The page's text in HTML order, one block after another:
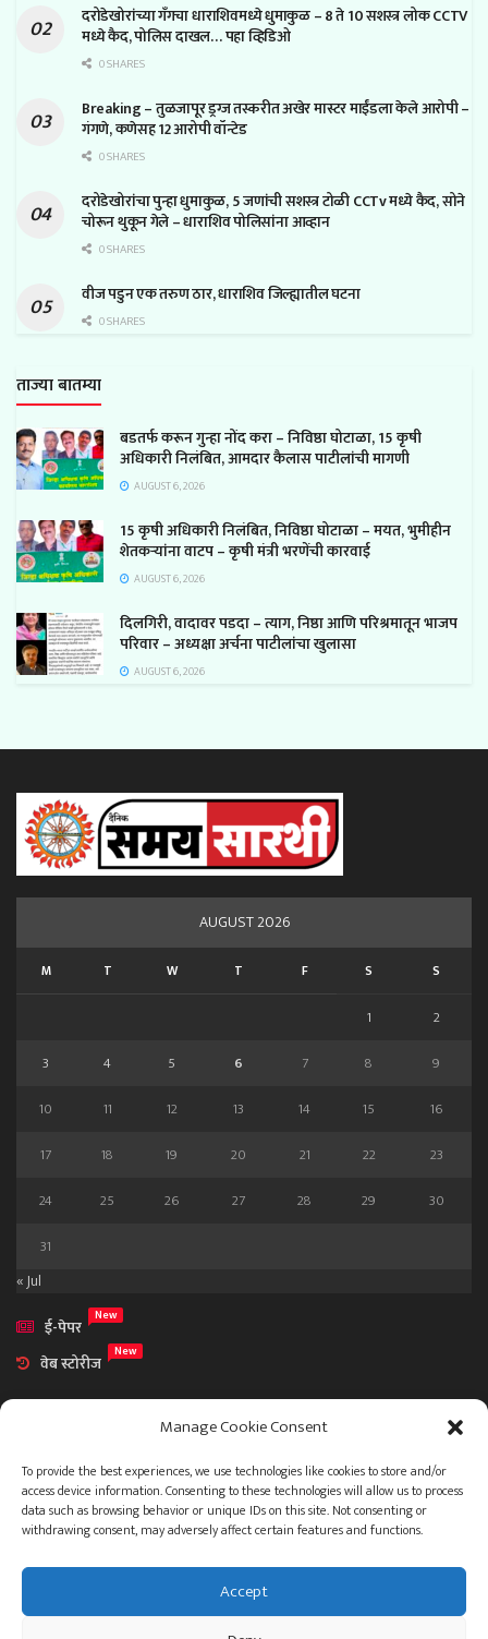
Manage Cookie Consent
To provide the best experiences, we use technologies like cookies to store and/or
access device information. Consenting to these technologies will allow us to process
data such as browsing behavior or unique IDs on this site. Not consenting or
withdrawing consent, may adversely affect certain features and functions.
Accept
दरोडेखोरांच्या गँगचा धाराशिवमध्ये धुमाकुळ – 8 ते 10 सशस्त्र लोक CCTV
मध्ये कैद, पोलिस दाखल… पहा व्हिडिओ
0 SHARES
Breaking – तुळजापूर ड्रग्ज तस्करीत अखेर मास्टर माईंडला केले आरोपी –
गंगणे, कणेसह 12 आरोपी वॉन्टेड
0 SHARES
दरोडेखोरांचा पुन्हा धुमाकुळ, 5 जणांची सशस्त्र टोळी CCTv मध्ये कैद, सोने
चोरून थुकून गेले – धाराशिव पोलिसांना आव्हान
0 SHARES
वीज पडुन एक तरुण ठार, धाराशिव जिल्ह्यातील घटना
0 SHARES
ताज्या बातम्या
बडतर्फ करून गुन्हा नोंद करा – निविष्ठा घोटाळा, 15 कृषी
अधिकारी निलंबित, आमदार कैलास पाटीलांची मागणी
AUGUST 6, 2026
15 कृषी अधिकारी निलंबित, निविष्ठा घोटाळा – मयत, भुमीहीन
शेतकऱ्यांना वाटप – कृषी मंत्री भरणेंची कारवाई
AUGUST 6, 2026
दिलगिरी, वादावर पडदा – त्याग, निष्ठा आणि परिश्रमातून भाजप
परिवार – अध्यक्षा अर्चना पाटीलांचा खुलासा
AUGUST 6, 2026
AUGUST 2026
M T W T F S S
1
2
3
4 5 6 7 8
9
10
11 12 13 14 15
16
17
18 19 20 21 22
23
24
25 26 27 28 29
30
31
« Jul
ई-पेपर
New
वेब स्टोरीज New
आमच्या विषयी
संपर्क